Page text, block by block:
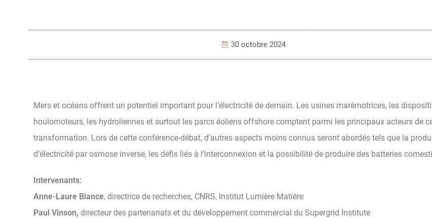
30 octobre 2024
Mers et océans offrent un potentiel important pour l’électricité de demain. Les usines marémotrices, les
houlomoteurs, les hydroliennes et surtout les parcs éoliens offshore comptent parmi les principaux acteurs de
transformation. Lors de cette conférence-débat, d’autres aspects moins connus seront abordés tels que la
d’électricité par osmose inverse, les défis liés à l’interconnexion et la possibilité de produire des batteries
Intervenants:
Anne-Laure Biance, directrice de recherches, CNRS, Institut Lumière Matière
Paul Vinson, directeur des partenariats et du développement commercial du Supergrid Institute